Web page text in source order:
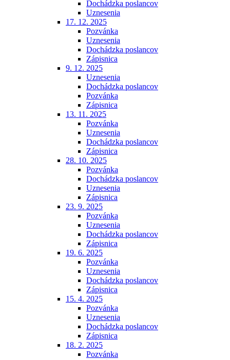
Dochádzka poslancov
Uznesenia
17. 12. 2025
Pozvánka
Uznesenia
Dochádzka poslancov
Zápisnica
9. 12. 2025
Uznesenia
Dochádzka poslancov
Pozvánka
Zápisnica
13. 11. 2025
Pozvánka
Uznesenia
Dochádzka poslancov
Zápisnica
28. 10. 2025
Pozvánka
Dochádzka poslancov
Uznesenia
Zápisnica
23. 9. 2025
Pozvánka
Uznesenia
Dochádzka poslancov
Zápisnica
19. 6. 2025
Pozvánka
Uznesenia
Dochádzka poslancov
Zápisnica
15. 4. 2025
Pozvánka
Uznesenia
Dochádzka poslancov
Zápisnica
18. 2. 2025
Pozvánka